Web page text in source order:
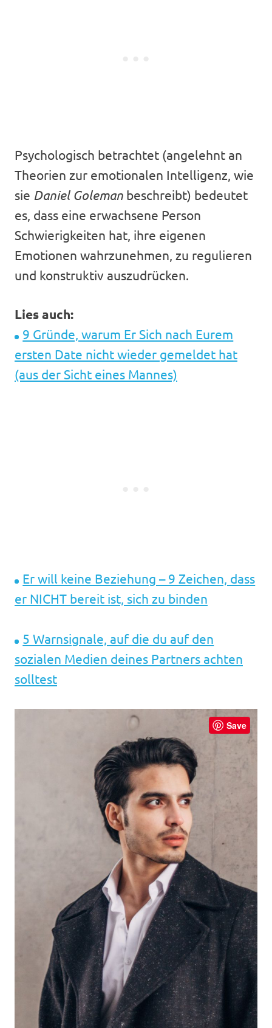
Psychologisch betrachtet (angelehnt an
Theorien zur emotionalen Intelligenz, wie
sie Daniel Goleman beschreibt) bedeutet
es, dass eine erwachsene Person
Schwierigkeiten hat, ihre eigenen
Emotionen wahrzunehmen, zu regulieren
und konstruktiv auszudrücken.
Lies auch:
9 Gründe, warum Er Sich nach Eurem
ersten Date nicht wieder gemeldet hat
(aus der Sicht eines Mannes)
Er will keine Beziehung – 9 Zeichen, dass
er NICHT bereit ist, sich zu binden
5 Warnsignale, auf die du auf den
sozialen Medien deines Partners achten
solltest
Save